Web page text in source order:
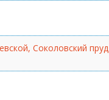
Соколовский пруд